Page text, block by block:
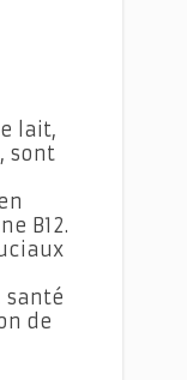
lait,
sont
B12.
de